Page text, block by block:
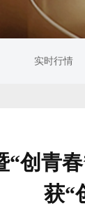
实时行情
创青
获“